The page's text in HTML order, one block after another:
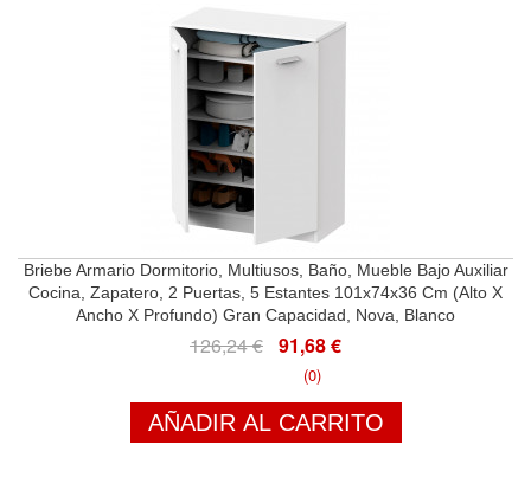
Briebe Armario Dormitorio, Multiusos, Baño, Mueble Bajo Auxiliar
Cocina, Zapatero, 2 Puertas, 5 Estantes 101x74x36 Cm (Alto X
Ancho X Profundo) Gran Capacidad, Nova, Blanco
126,24 € 91,68 €
(0)
AÑADIR AL CARRITO